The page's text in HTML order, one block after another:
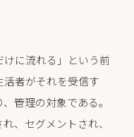
に流れる」という前
者がそれを受信す
管理の対象である。
、セグメントされ、